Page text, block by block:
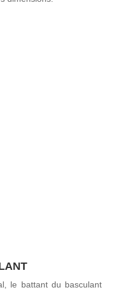
le battant du basculant